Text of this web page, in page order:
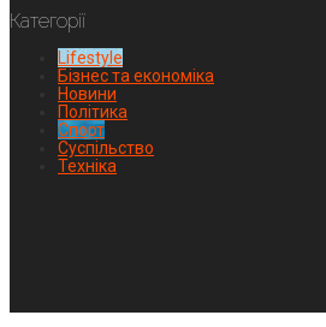
Категорії
Lifestyle
Бізнес та економіка
Новини
Політика
Спорт
Суспільство
Техніка